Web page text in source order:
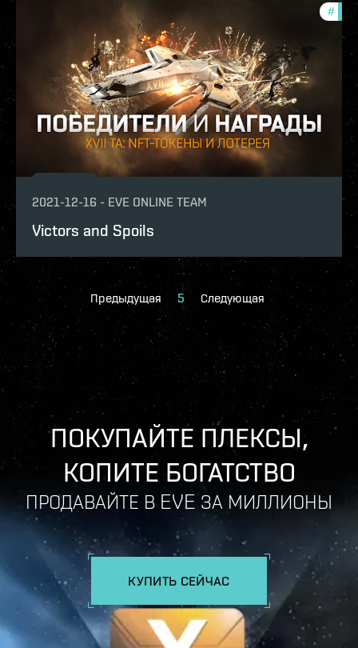
# pvp
2021-12-16 - EVE ONLINE TEAM
Victors and Spoils
Предыдущая 5 Следующая
ПОКУПАЙТЕ ПЛЕКСЫ,
КОПИТЕ БОГАТСТВО
ПРОДАВАЙТЕ В EVE ЗА МИЛЛИОНЫ
КУПИТЬ СЕЙЧАС